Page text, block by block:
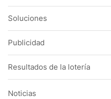
Soluciones
Publicidad
Resultados de la lotería
Noticias